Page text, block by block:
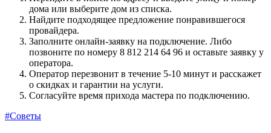
дома или выберите дом из списка.
Найдите подходящее предложение понравившегося
провайдера.
Заполните онлайн-заявку на подключение. Либо
позвоните по номеру 8 812 214 64 96 и оставьте заявку у
оператора.
Оператор перезвонит в течение 5-10 минут и расскажет
о скидках и гарантии на услуги.
Согласуйте время прихода мастера по подключению.
#Советы